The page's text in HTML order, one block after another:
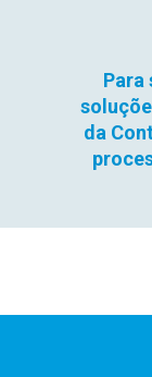
Para
da